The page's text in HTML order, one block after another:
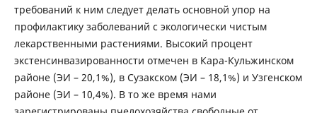
требований к ним следует делать основной упор на
профилактику заболеваний с экологически чистым
лекарственными растениями. Высокий процент
экстенсинвазированности отмечен в Кара-Кульжинском
районе (ЭИ – 20,1%), в Сузакском (ЭИ – 18,1%) и Узгенском
районе (ЭИ – 10,4%). В то же время нами